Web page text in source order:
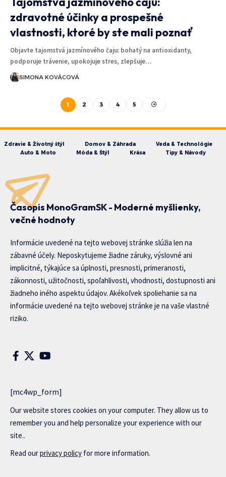
zdravotné účinky a prospešné
vlastnosti, ktoré by ste mali poznať
Objavte tajomstvá jazmínového čaju: bohatý na antioxidanty,
podporuje trávenie, upokojuje stres, zlepšuje…
SIMONA KOVÁCOVÁ
1 2 3 4 5
Zdravie & Životný štýl Domov & Záhrada
Veda & Technológie
Auto & Moto
Móda & Štýl Krása Tipy & Návody
Časopis MonoGramSK - Moderné myšlienky,
večné hodnoty
Informácie uvedené na tejto webovej stránke slúžia len na
zábavné účely. Neposkytujeme žiadne záruky, výslovné ani
implicitné, týkajúce sa úplnosti, presnosti, primeranosti,
zákonnosti, užitočnosti, spoľahlivosti, vhodnosti, dostupnosti ani
žiadneho iného aspektu údajov. Akékoľvek spoliehanie sa na
informácie uvedené na tejto webovej stránke je na vaše vlastné
riziko.
[mc4wp_form]
Our website stores cookies on your computer. They allow us to
remember you and help personalize your experience with our
site..
Read ourprivacy policy for more information.